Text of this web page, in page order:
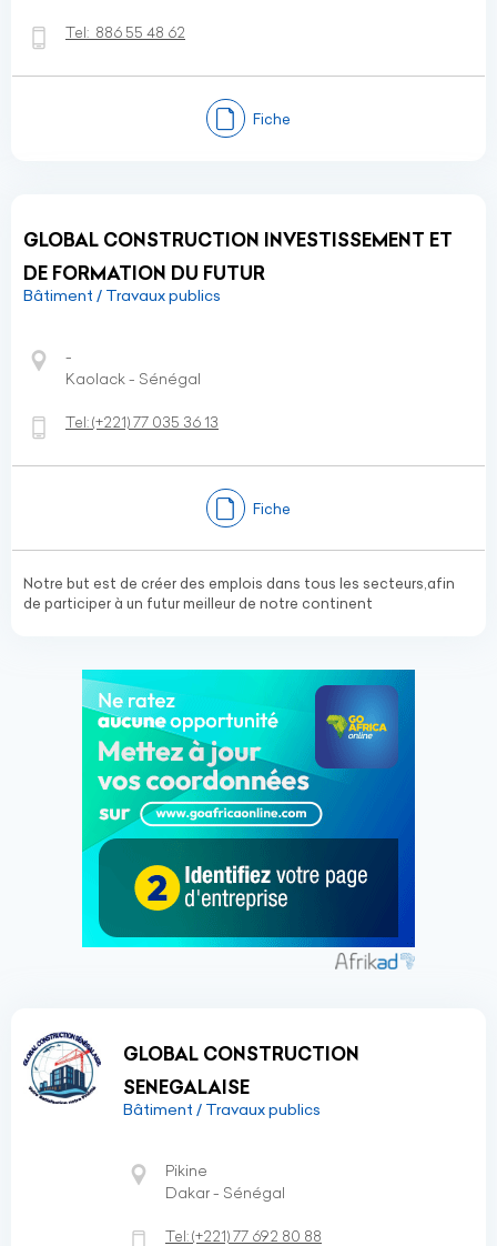
Tel: 886 55 48 62
Fiche
GLOBAL CONSTRUCTION INVESTISSEMENT ET
DE FORMATION DU FUTUR
Bâtiment / Travaux publics
-
Kaolack - Sénégal
Tel:(+221)77 035 36 13
Fiche
Notre but est de créer des emplois dans tous les secteurs,afin
de participer à un futur meilleur de notre continent
GLOBAL CONSTRUCTION
SENEGALAISE
Bâtiment / Travaux publics
Pikine
Dakar - Sénégal
Tel:(+221)77 692 80 88